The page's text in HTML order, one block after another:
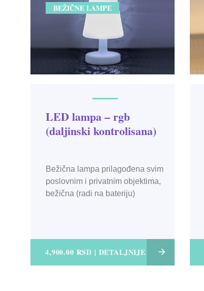
BEŽIČNE LAMPE
LED lampa – rgb
(daljinski kontrolisana)
Bežična lampa prilagođena svim
poslovnim i privatnim objektima,
bežična (radi na bateriju)
4,900.00 RSD | DETALJNIJE